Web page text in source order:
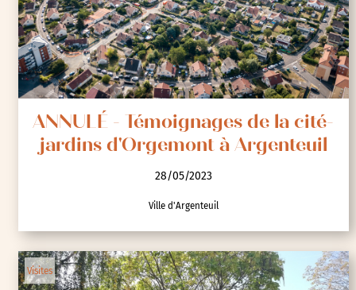
ANNULÉ - Témoignages de la cité-
jardins d'Orgemont à Argenteuil
28/05/2023
Ville d'Argenteuil
Visites